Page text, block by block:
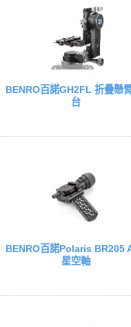
BENRO百諾GH2FL 折疊懸
台
BENRO百諾Polaris BR205
星空軸